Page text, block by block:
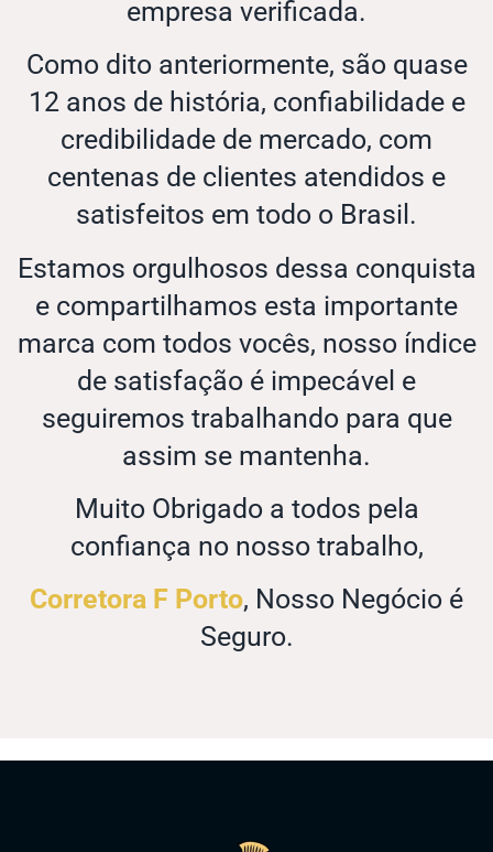
empresa verificada.
Como dito anteriormente, são quase
12 anos de história, confiabilidade e
credibilidade de mercado, com
centenas de clientes atendidos e
satisfeitos em todo o Brasil.
Estamos orgulhosos dessa conquista
e compartilhamos esta importante
marca com todos vocês, nosso índice
de satisfação é impecável e
seguiremos trabalhando para que
assim se mantenha.
Muito Obrigado a todos pela
confiança no nosso trabalho,
Corretora F Porto, Nosso Negócio é
Seguro.